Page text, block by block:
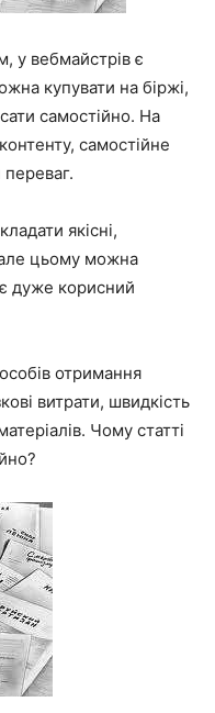
у вебмайстрів є
купувати на біржі,
самостійно. На
самостійне
якісні,
але цьому можна
дуже корисний
отримання
витрати, швидкість
Чому статті